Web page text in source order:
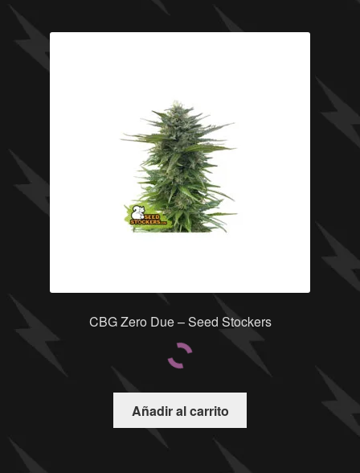
CBG Zero Due – Seed Stockers
Añadir al carrito